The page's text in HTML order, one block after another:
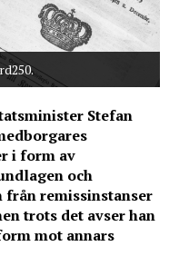
Stefan
i form av
och
remissinstanser
trots det avser han
mot annars